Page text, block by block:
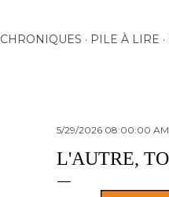
CHRONIQUES PILE À LIRE
5/29/2026 08:00:00 AM
L'AUTRE,